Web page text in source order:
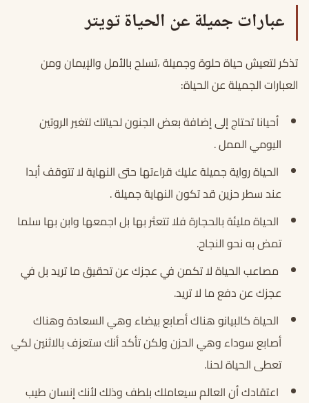
عبارات جميلة عن الحياة تويتر
تذكر لتعيش حياة حلوة وجميلة ،تسلح بالأمل والإيمان ومن
العبارات الجميلة عن الحياة:
أحيانا تحتاج إلى إضافة بعض الجنون لحياتك لتغير الروتين
اليومي الممل .
الحياة رواية جميلة عليك قراءتها حتى النهاية لا تتوقف أبدا
عند سطر حزين قد تكون النهاية جميلة .
الحياة مليئة بالحجارة فلا تتعثر بها بل اجمعها وابن بها سلما
تمض به نحو النجاح.
مصاعب الحياة لا تكمن في عجزك عن تحقيق ما تريد بل في
عجزك عن دفع ما لا تريد.
الحياة كالبيانو هناك أصابع بيضاء وهي السعادة وهناك
أصابع سوداء وهي الحزن ولكن تأكد أنك ستعزف بالاثنين لكي
تعطى الحياة لحنا.
اعتقادك أن العالم سيعاملك بلطف وذلك لأنك إنسان طيب